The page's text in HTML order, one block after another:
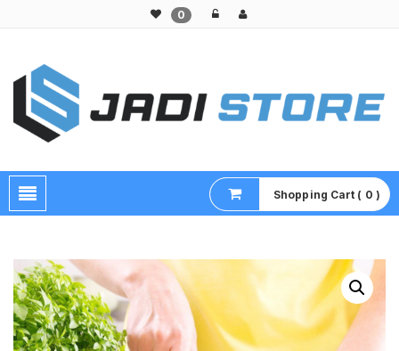
0
Shopping Cart ( 0 )